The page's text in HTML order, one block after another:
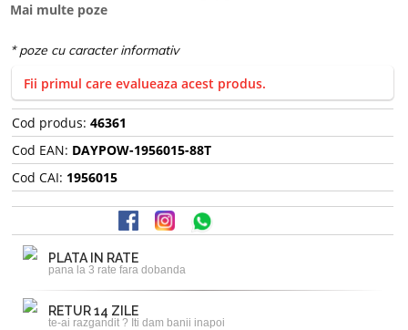
Mai multe poze
Fii primul care evalueaza acest produs.
Cod produs: 46361
Cod EAN: DAYPOW-1956015-88T
Cod CAI: 1956015
PLATA IN RATE
pana la 3 rate fara dobanda
RETUR 14 ZILE
te-ai razgandit ? Iti dam banii inapoi